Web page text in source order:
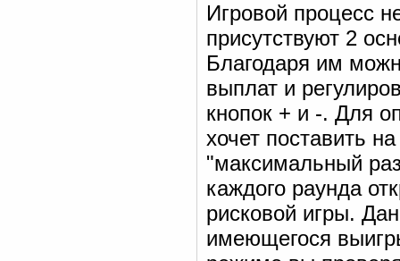
Игровой процесс
присутствуют 2
Благодаря им
выплат и
кнопок + и -. Для
хочет поставить
"максимальный
каждого раунда
рисковой игры.
имеющегося